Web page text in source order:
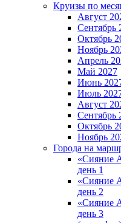
Круизы по
Август
Сентябрь
Октябрь
Ноябрь
Апрель
Май 2027
Июнь
Июль
Август
Сентябрь
Октябрь
Ноябрь
Города на
«Сияние
день 1
«Сияние
день 2
«Сияние
день 3